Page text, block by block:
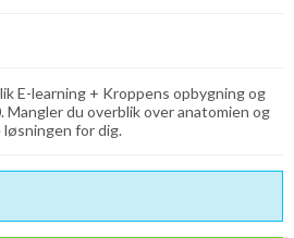
E-learning + Kroppens opbygning og
Mangler du overblik over anatomien og
for dig.